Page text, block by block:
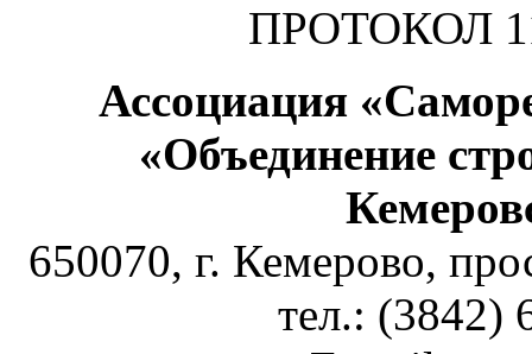
ПРОТОКОЛ
Ассоциация
«Объединение
650070, г. Кемерово,
тел.: (3842)